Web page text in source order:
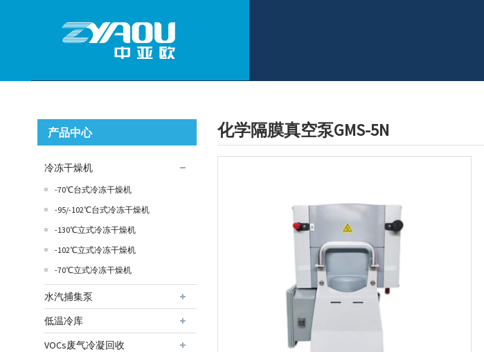
产品中心
冷冻干燥机
-70℃台式冷冻干燥机
-95/-102℃台式冷冻干燥机
-130℃立式冷冻干燥机
-102℃立式冷冻干燥机
-70℃立式冷冻干燥机
水汽捕集泵
低温冷库
VOCs废气冷凝回收
化学隔膜真空泵GMS-5N